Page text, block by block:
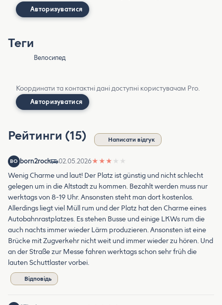
Авторизуватися
Теги
Велосипед
Координати та контактні дані доступні користувачам Pro.
Авторизуватися
Рейтинги (15) Написати відгук
BO born2rock 02.05.2026★ ★ ★ ★ ★
Wenig Charme und laut! Der Platz ist günstig und nicht schlecht
gelegen um in die Altstadt zu kommen. Bezahlt werden muss nur
werktags von 8-19 Uhr. Ansonsten steht man dort kostenlos.
Allerdings liegt viel Müll rum und der Platz hat den Charme eines
Autobahnrastplatzes. Es stehen Busse und einige LKWs rum die
auch nachts immer wieder Lärm produzieren. Ansonsten ist eine
Brücke mit Zugverkehr nicht weit und immer wieder zu hören. Und
an der Straße zur Messe fahren werktags schon sehr früh die
lauten Schuttlaster vorbei.
Відповідь